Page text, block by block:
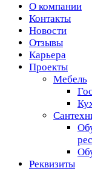
О компании
Контакты
Новости
Отзывы
Карьера
Проекты
Мебель
Реквизиты